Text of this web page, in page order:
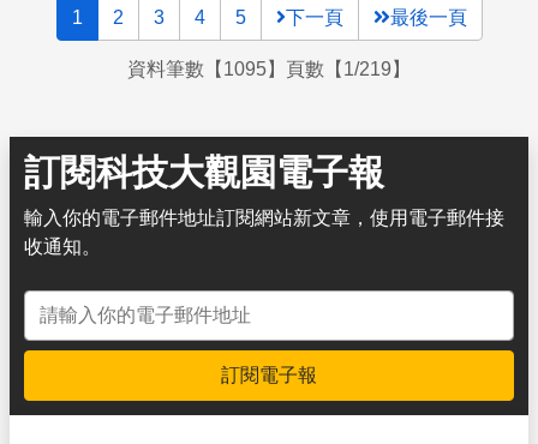
1 2 3 4 5 下一頁 最後一頁
資料筆數【1095】頁數【1/219】
訂閱科技大觀園電子報
輸入你的電子郵件地址訂閱網站新文章，使用電子郵件接
收通知。
電子郵件地址
訂閱電子報